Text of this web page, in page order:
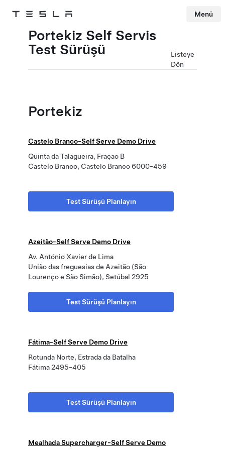
Tesla Menü
Portekiz Self Servis
Test Sürüşü
Listeye
Dön
Portekiz
Castelo Branco-Self Serve Demo Drive
Quinta da Talagueira, Fraçao B
Castelo Branco, Castelo Branco 6000-459
Test Sürüşü Planlayın
Azeitão-Self Serve Demo Drive
Av. António Xavier de Lima
União das freguesias de Azeitão (São
Lourenço e São Simão), Setúbal 2925
Test Sürüşü Planlayın
Fátima-Self Serve Demo Drive
Rotunda Norte, Estrada da Batalha
Fátima 2495-405
Test Sürüşü Planlayın
Mealhada Supercharger-Self Serve Demo